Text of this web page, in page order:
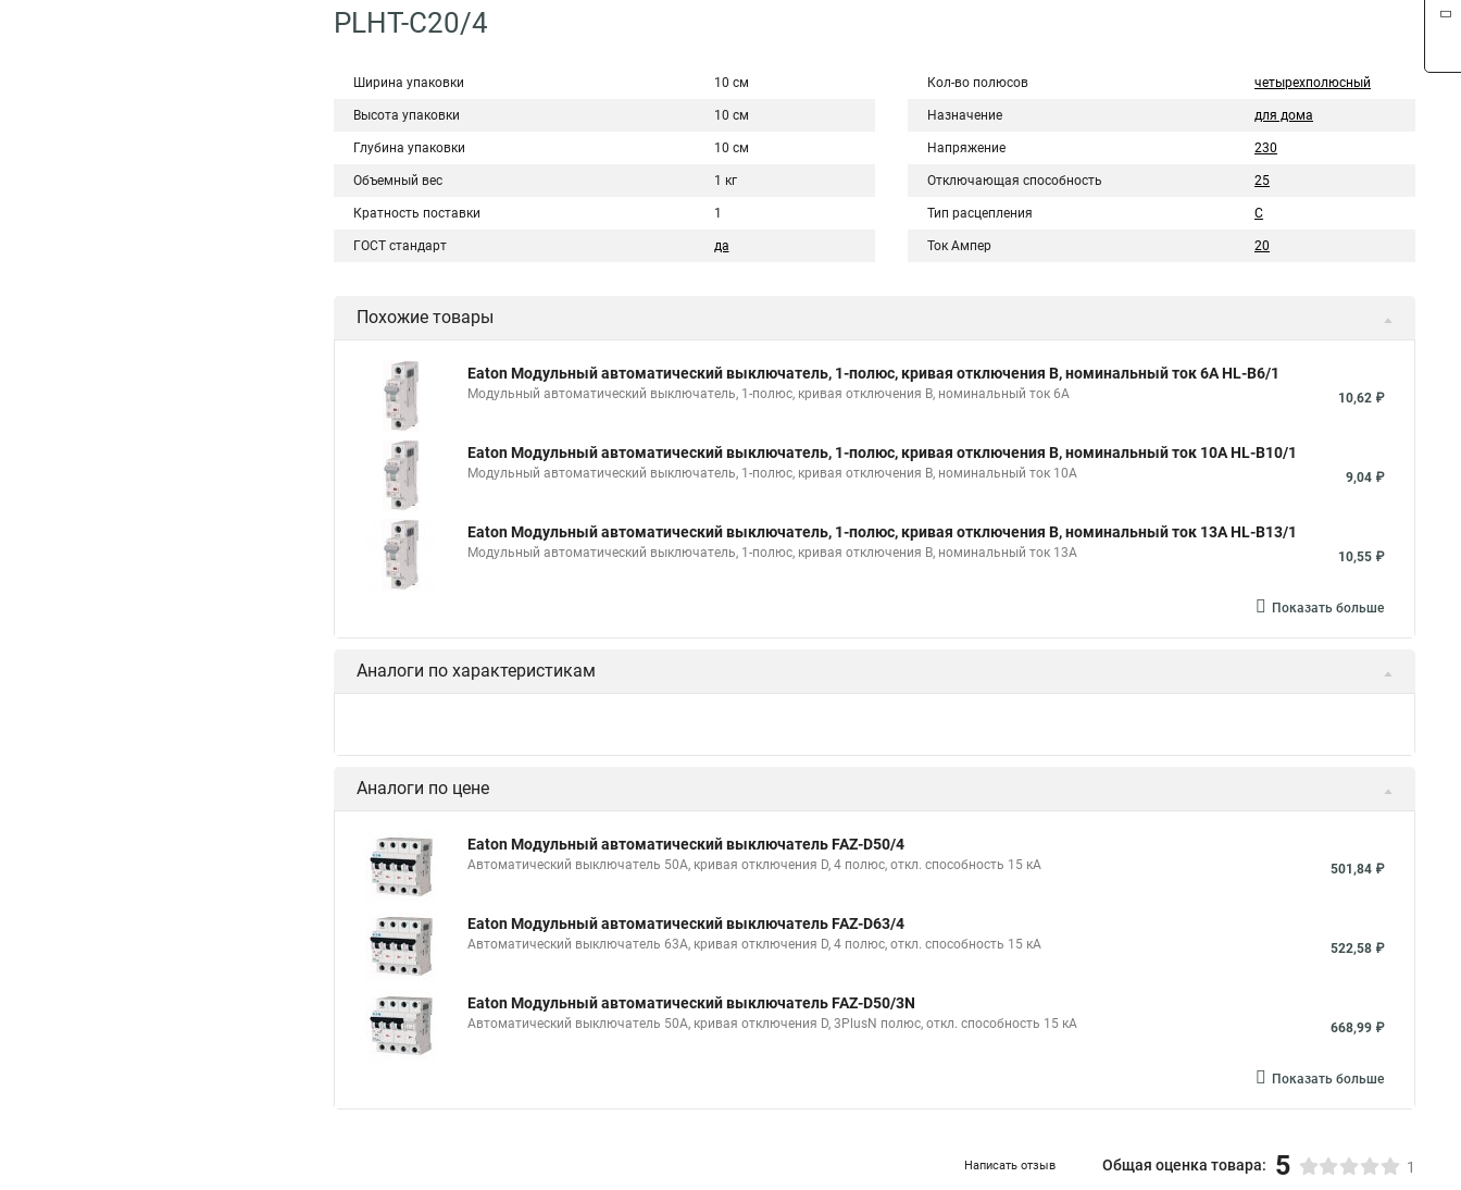
PLHT-C20/4
Ширина упаковки 10 см
Высота упаковки 10 см
Глубина упаковки 10 см
Объемный вес 1 кг
Кратность поставки 1
ГОСТ стандарт да
Кол-во полюсов четырехполюсный
Назначение для дома
Напряжение 230
Отключающая способность 25
Тип расцепления C
Ток Ампер 20
Похожие товары
Eaton Модульный автоматический выключатель, 1-полюс, кривая отключения B, номинальный ток 6А HL-B6/1
Модульный автоматический выключатель, 1-полюс, кривая отключения B, номинальный ток 6А 10,62 ₽
Eaton Модульный автоматический выключатель, 1-полюс, кривая отключения B, номинальный ток 10А HL-B10/1
Модульный автоматический выключатель, 1-полюс, кривая отключения B, номинальный ток 10А 9,04 ₽
Eaton Модульный автоматический выключатель, 1-полюс, кривая отключения B, номинальный ток 13А HL-B13/1
Модульный автоматический выключатель, 1-полюс, кривая отключения B, номинальный ток 13А 10,55 ₽
Показать больше
Аналоги по характеристикам
Аналоги по цене
Eaton Модульный автоматический выключатель FAZ-D50/4
Автоматический выключатель 50А, кривая отключения D, 4 полюс, откл. способность 15 кА 501,84 ₽
Eaton Модульный автоматический выключатель FAZ-D63/4
Автоматический выключатель 63А, кривая отключения D, 4 полюс, откл. способность 15 кА 522,58 ₽
Eaton Модульный автоматический выключатель FAZ-D50/3N
Автоматический выключатель 50А, кривая отключения D, 3PlusN полюс, откл. способность 15 кА 668,99 ₽
Показать больше
Написать отзыв Общая оценка товара: 5 1